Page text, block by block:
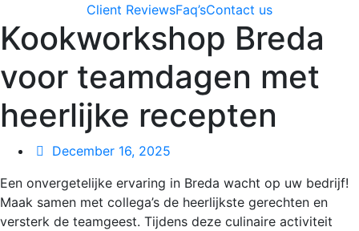
Client ReviewsFaq’sContact us
Kookworkshop Breda
voor teamdagen met
heerlijke recepten
December 16, 2025
Een onvergetelijke ervaring in Breda wacht op uw bedrijf!
Maak samen met collega’s de heerlijkste gerechten en
versterk de teamgeest. Tijdens deze culinaire activiteit